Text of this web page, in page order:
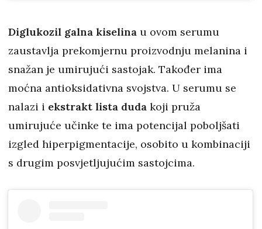
Diglukozil galna kiselina u ovom serumu
zaustavlja prekomjernu proizvodnju melanina i
snažan je umirujući sastojak. Također ima
moćna antioksidativna svojstva. U serumu se
nalazi i ekstrakt lista duda koji pruža
umirujuće učinke te ima potencijal poboljšati
izgled hiperpigmentacije, osobito u kombinaciji
s drugim posvjetljujućim sastojcima.